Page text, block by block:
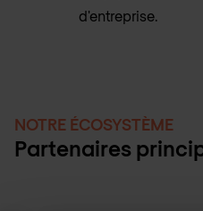
d'entreprise.
NOTRE ÉCOSYSTÈME
Partenaires